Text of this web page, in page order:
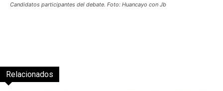
Candidatos participantes del debate. Foto: Huancayo con Jb
Relacionados